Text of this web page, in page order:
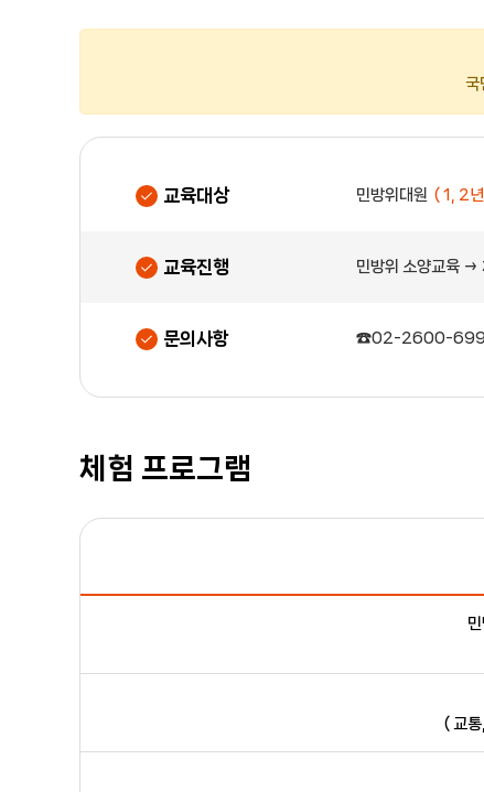
국
교육대상 민방위대원 ( 1, 2
교육진행 민방위 소양교육 →
문의사항 ☎02-2600-
체험 프로그램
( 교